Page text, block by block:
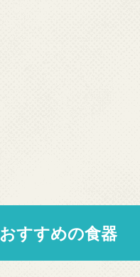
すすめの食器